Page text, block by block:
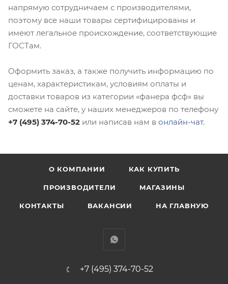
напрямую сотрудничаем с производителями,
поэтому все наши товары сертифицированы и
имеют легальное происхождение, соответствующие
ГОСТам.
Оформить заказ, а также получить информацию по
ценам, характеристикам, условиям оплаты и
доставки товаров из категории «фанера фсф» вы
сможете на сайте, у наших менеджеров по телефону
+7 (495) 374-70-52 или написав нам в онлайн-чат.
О КОМПАНИИ КАК КУПИТЬ
ПРОИЗВОДИТЕЛИ МАГАЗИНЫ
КОНТАКТЫ ВАКАНСИИ НА ГЛАВНУЮ
+7 (495) 374-70-52